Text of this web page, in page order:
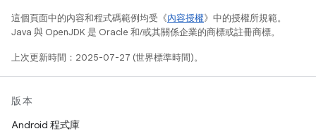
這個頁面中的內容和程式碼範例均受《內容授權》中的授權所規範。
Java 與 OpenJDK 是 Oracle 和/或其關係企業的商標或註冊商標。
上次更新時間：2025-07-27 (世界標準時間)。
版本
Android 程式庫